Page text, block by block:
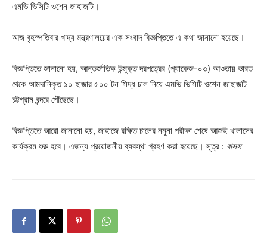
এমভি ভিসিটি ওশেন জাহাজটি।
আজ বৃহস্পতিবার খাদ্য মন্ত্রণালয়ের এক সংবাদ বিজ্ঞপ্তিতে এ কথা জানানো হয়েছে।
বিজ্ঞপ্তিতে জানানো হয়, আন্তর্জাতিক উন্মুক্ত দরপত্রের (প্যাকেজ-০৩) আওতায় ভারত
থেকে আমদানিকৃত ১০ হাজার ৫০০ টন সিদ্ধ চাল নিয়ে এমভি ভিসিটি ওশেন জাহাজটি
চট্টগ্রাম বন্দরে পৌঁছেছে।
বিজ্ঞপ্তিতে আরো জানানো হয়, জাহাজে রক্ষিত চালের নমুনা পরীক্ষা শেষে আজই খালাসের
কার্যক্রম শুরু হবে। এজন্য প্রয়োজনীয় ব্যবস্থা গ্রহণ করা হয়েছে। সূত্র : বাসস